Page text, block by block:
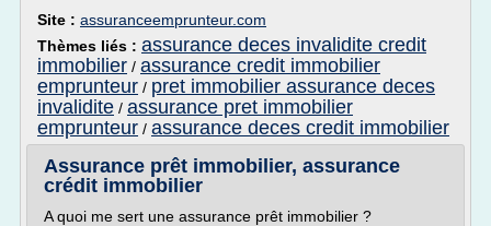
Site : assuranceemprunteur.com
Thèmes liés : assurance deces invalidite credit
immobilier / assurance credit immobilier
emprunteur / pret immobilier assurance deces
invalidite / assurance pret immobilier
emprunteur / assurance deces credit immobilier
Assurance prêt immobilier, assurance
crédit immobilier
A quoi me sert une assurance prêt immobilier ?